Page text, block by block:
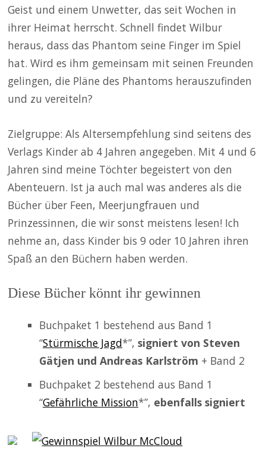
Geist und einem Unwetter, das seit Wochen in
ihrer Heimat herrscht. Schnell findet Wilbur
heraus, dass das Phantom seine Finger im Spiel
hat. Wird es ihm gemeinsam mit seinen Freunden
gelingen, die Pläne des Phantoms herauszufinden
und zu vereiteln?
Zielgruppe: Als Altersempfehlung sind seitens des
Verlags Kinder ab 4 Jahren angegeben. Mit 4 und 6
Jahren sind meine Töchter begeistert von den
Abenteuern. Ist ja auch mal was anderes als die
Bücher über Feen, Meerjungfrauen und
Prinzessinnen, die wir sonst meistens lesen! Ich
nehme an, dass Kinder bis 9 oder 10 Jahren ihren
Spaß an den Büchern haben werden.
Diese Bücher könnt ihr gewinnen
Buchpaket 1 bestehend aus Band 1
“Stürmische Jagd*”, signiert von Steven
Gätjen und Andreas Karlström + Band 2
Buchpaket 2 bestehend aus Band 1
“Gefährliche Mission*”, ebenfalls signiert